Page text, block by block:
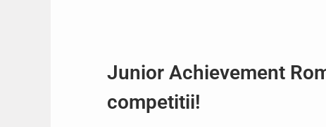
Junior Achievement
competitii!